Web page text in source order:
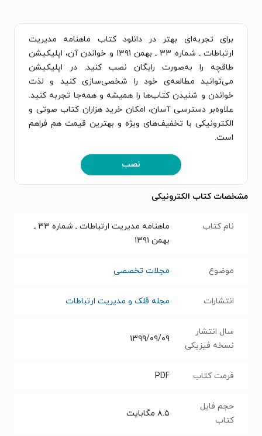
برای تجربه‌ای بهتر در دانلود کتاب ماهنامه مدیریت
ارتباطات ـ شماره ۳۳ ـ بهمن ۱۳۹۱ و خواندن آن، اپلیکیشن
طاقچه را به‌صورت رایگان نصب کنید. در اپلیکیشن
می‌توانید مطالعه‌ی خود را شخصی‌سازی کنید و لذت
خواندن و شنیدن کتاب‌ها را همیشه و همه‌جا تجربه کنید.
علاوه‌بر دسترسی آسان، امکان خرید هزاران کتاب صوتی و
الکترونیکی با تخفیف‌های ویژه و بهترین قیمت هم فراهم
است.
نصب
مشخصات کتاب الکترونیکی
نام کتاب
ماهنامه مدیریت ارتباطات ـ شماره ۳۳ ـ
بهمن ۱۳۹۱
موضوع مجلات تخصصی
انتشارات مجله قلک و مدیریت ارتباطات
سال انتشار
نسخه فیزیکی
۱۳۹۹/۰۹/۰۹
فرمت کتاب PDF
حجم فایل
کتاب
۸.۵ مگابایت